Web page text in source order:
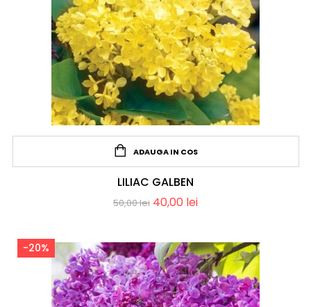
ADAUGA IN COS
LILIAC GALBEN
50,00lei 40,00 lei
-20%